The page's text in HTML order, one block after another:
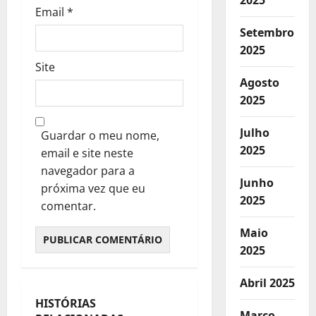
Email *
Site
Guardar o meu nome,
email e site neste
navegador para a
próxima vez que eu
comentar.
HISTÓRIAS
Destaques
Setembro
2025
Agosto
2025
Julho
2025
Junho
2025
Maio
2025
Abril 2025